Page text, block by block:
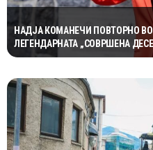
НАДЈА КОМАНЕЧИ ПОВТОРНО
ЛЕГЕНДАРНАТА „СОВРШЕНА